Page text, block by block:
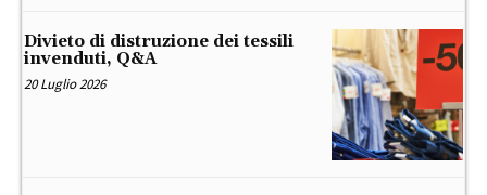
Divieto di distruzione dei tessili
invenduti, Q&A
20 Luglio 2026